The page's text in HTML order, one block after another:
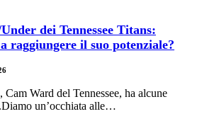
dei Tennessee Titans:
raggiungere il suo potenziale?
Cam Ward del Tennessee, ha alcune
un’occhiata alle…